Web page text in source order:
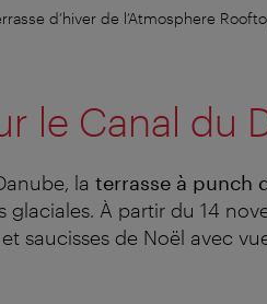
d’hiver de l’Atmosphere
le Canal du
la terrasse à punch
glaciales. À partir du 14
saucisses de Noël avec